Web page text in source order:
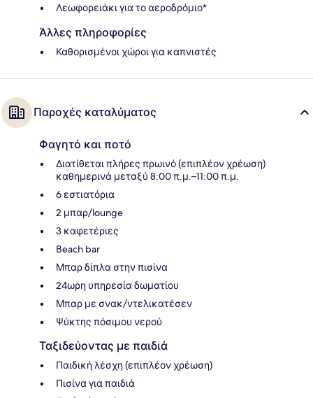
Λεωφορειάκι για το αεροδρόμιο*
Άλλες πληροφορίες
Καθορισμένοι χώροι για καπνιστές
Παροχές καταλύματος
Φαγητό και ποτό
Διατίθεται πλήρες πρωινό (επιπλέον χρέωση)
καθημερινά μεταξύ 8:00 π.μ.–11:00 π.μ.
6 εστιατόρια
2 μπαρ/lounge
3 καφετέριες
Beach bar
Μπαρ δίπλα στην πισίνα
24ωρη υπηρεσία δωματίου
Μπαρ με σνακ/ντελικατέσεν
Ψύκτης πόσιμου νερού
Ταξιδεύοντας με παιδιά
Παιδική λέσχη (επιπλέον χρέωση)
Πισίνα για παιδιά